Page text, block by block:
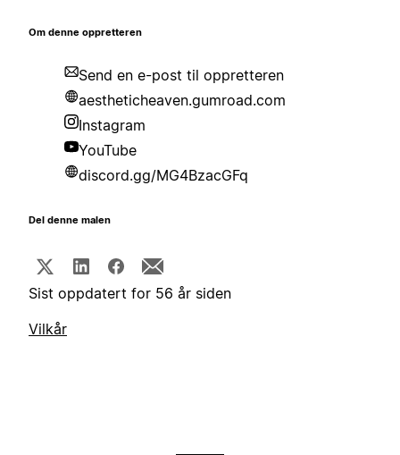
Om denne oppretteren
Send en e-post til oppretteren
aestheticheaven.gumroad.com
Instagram
YouTube
discord.gg/MG4BzacGFq
Del denne malen
Sist oppdatert for 56 år siden
Vilkår